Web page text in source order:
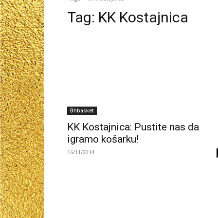
Tag: KK Kostajnica
Bhbasket
KK Kostajnica: Pustite nas da
igramo košarku!
16/11/2014